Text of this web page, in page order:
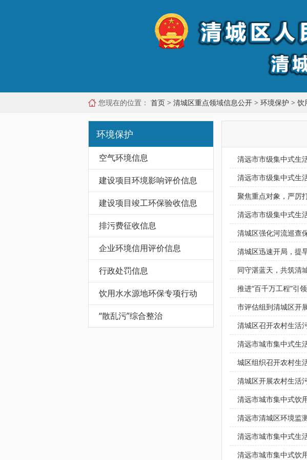
您现在的位置： 首页 > 清城区重点领域信息公开 > 环境保护 > 饮
环境保护
空气环境信息
建设项目环境影响评价信息
建设项目竣工环保验收信息
排污费征收信息
企业环境信用评价信息
行政处罚信息
饮用水水源地环保专项行动
“散乱污”综合整治
清远市市级集中式生
清远市市级集中式生
聚焦重点对象，严厉
清远市市级集中式生
清城区强化河流巡查
清城区迅速开局，提
同守湛蓝天，共筑清
推进“百千万工程”引
市评估组到清城区开
清城区召开农村生活
清远市城市集中式生
城区组织召开农村生
清城区开展农村生活
清远市城市集中式饮
清远市清城区环境监
清远市城市集中式生
清远市城市集中式饮